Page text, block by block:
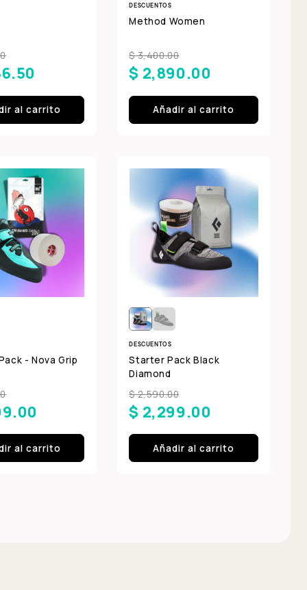
al carrito
DESCUENTOS
Method Women
$ 3,400.00
$ 2,890.00
Añadir al carrito
- Nova Grip
al carrito
DESCUENTOS
Starter Pack Black
Diamond
$ 2,590.00
$ 2,299.00
Añadir al carrito